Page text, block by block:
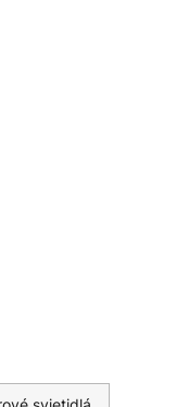
situáciám s
Svietidlo má